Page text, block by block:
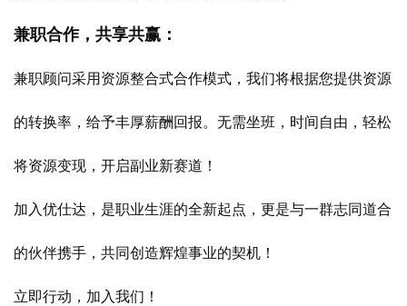
兼职合作，共享共赢：
兼职顾问采用资源整合式合作模式，我们将根据您提供资源
的转换率，给予丰厚薪酬回报。无需坐班，时间自由，轻松
将资源变现，开启副业新赛道！
加入优仕达，是职业生涯的全新起点，更是与一群志同道合
的伙伴携手，共同创造辉煌事业的契机！
立即行动，加入我们！